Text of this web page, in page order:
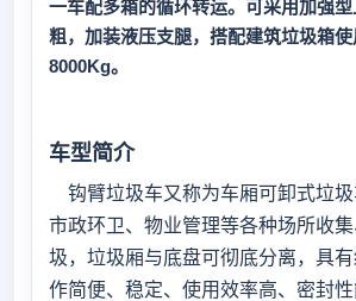
一车配多箱的循环转运。 可采用加强
粗，加装液压支腿，搭配建筑垃圾箱
8000Kg。
车型简介
钩臂垃圾车又称为车厢可卸式垃
市政环卫、物业管理等各种场所收
圾，垃圾厢与底盘可彻底分离，具
作简便、稳定、使用效率高、密封